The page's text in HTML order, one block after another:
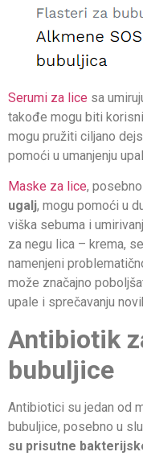
Serumi za lice sa
takođe mogu biti
mogu pružiti ciljano
pomoći u umanjenju
Maske za lice,
ugalj, mogu pomoći u
viška sebuma i
za negu lica – krema,
namenjeni
može značajno
upale i sprečavanju
Antibiotik
bubuljice
Antibiotici su jedan od
bubuljice, posebno u
su prisutne